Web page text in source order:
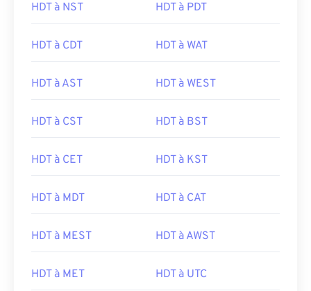
HDT à NST HDT à PDT
HDT à CDT HDT à WAT
HDT à AST HDT à WEST
HDT à CST HDT à BST
HDT à CET HDT à KST
HDT à MDT HDT à CAT
HDT à MEST HDT à AWST
HDT à MET HDT à UTC